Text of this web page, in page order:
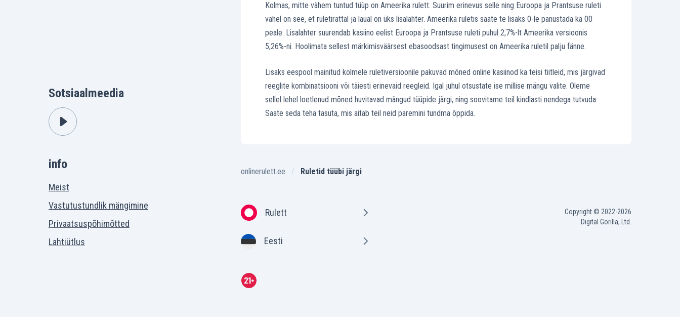
Kolmas, mitte vähem tuntud tüüp on Ameerika rulett. Suurim erinevus selle ning Euroopa ja Prantsuse ruleti
vahel on see, et ruletirattal ja laual on üks lisalahter. Ameerika ruletis saate te lisaks 0-le panustada ka 00
peale. Lisalahter suurendab kasiino eelist Euroopa ja Prantsuse ruleti puhul 2,7%-lt Ameerika versioonis
5,26%-ni. Hoolimata sellest märkimisväärsest ebasoodsast tingimusest on Ameerika ruletil palju fänne.
Lisaks eespool mainitud kolmele ruletiversioonile pakuvad mõned online kasiinod ka teisi tiitleid, mis järgivad
reeglite kombinatsiooni või täiesti erinevaid reegleid. Igal juhul otsustate ise millise mängu valite. Oleme
sellel lehel loetlenud mõned huvitavad mängud tüüpide järgi, ning soovitame teil kindlasti nendega tutvuda.
Saate seda teha tasuta, mis aitab teil neid paremini tundma õppida.
onlinerulett.ee Ruletid tüübi järgi
Sotsiaalmeedia
info
Meist
Vastutustundlik mängimine
Privaatsuspõhimõtted
Lahtiütlus
Rulett
Eesti
Copyright © 2022-2026
Digital Gorilla, Ltd.